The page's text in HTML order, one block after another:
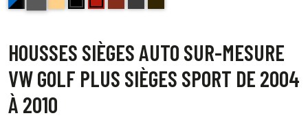
HOUSSES SIÈGES AUTO SUR-MESURE
VW GOLF PLUS SIÈGES SPORT DE 2004
À 2010